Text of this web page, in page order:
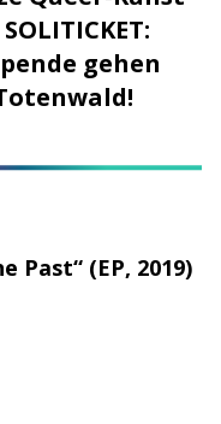
gehen
Past“ (EP, 2019)